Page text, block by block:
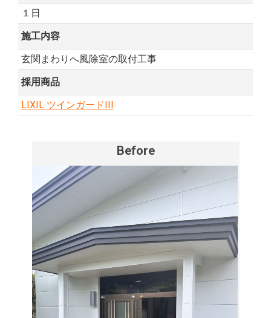
１日
施工内容
玄関まわりへ風除室の取付工事
採用商品
LIXIL ツインガードIII
Before